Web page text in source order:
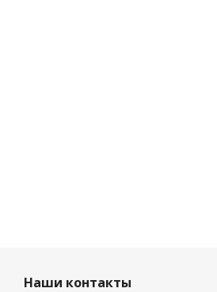
Наши контакты